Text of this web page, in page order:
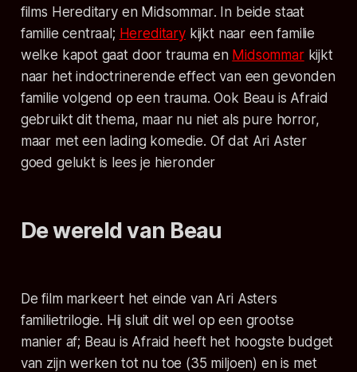
films Hereditary en Midsommar. In beide staat
familie centraal; Hereditary kijkt naar een familie
welke kapot gaat door trauma en Midsommarkijkt
naar het indoctrinerende effect van een gevonden
familie volgend op een trauma. Ook Beau is Afraid
gebruikt dit thema, maar nu niet als pure horror,
maar met een lading komedie. Of dat Ari Aster
goed gelukt is lees je hieronder
De wereld van Beau
De film markeert het einde van Ari Asters
familietrilogie. Hij sluit dit wel op een grootse
manier af; Beau is Afraid heeft het hoogste budget
van zijn werken tot nu toe (35 miljoen) en is met